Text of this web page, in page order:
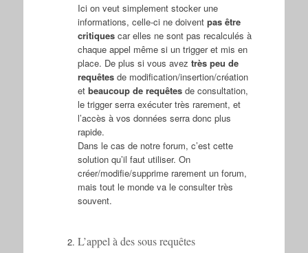
Ici on veut simplement stocker une
informations, celle-ci ne doivent pas être
critiquescar elles ne sont pas recalculés à
chaque appel même si un trigger et mis en
place. De plus si vous avez très peu de
requêtes de modification/insertion/création
et beaucoup de requêtesde consultation,
le trigger serra exécuter très rarement, et
l’accès à vos données serra donc plus
rapide.
Dans le cas de notre forum, c’est cette
solution qu’il faut utiliser. On
créer/modifie/supprime rarement un forum,
mais tout le monde va le consulter très
souvent.
L’appel à des sous requêtes